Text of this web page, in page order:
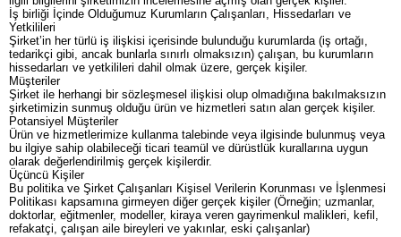
İş birliği İçinde Olduğumuz Kurumların Çalışanları, Hissedarları ve
Yetkilileri
Şirket’in her türlü iş ilişkisi içerisinde bulunduğu kurumlarda (iş ortağı,
tedarikçi gibi, ancak bunlarla sınırlı olmaksızın) çalışan, bu kurumların
hissedarları ve yetkilileri dahil olmak üzere, gerçek kişiler.
Müşteriler
Şirket ile herhangi bir sözleşmesel ilişkisi olup olmadığına bakılmaksızın
şirketimizin sunmuş olduğu ürün ve hizmetleri satın alan gerçek kişiler.
Potansiyel Müşteriler
Ürün ve hizmetlerimize kullanma talebinde veya ilgisinde bulunmuş veya
bu ilgiye sahip olabileceği ticari teamül ve dürüstlük kurallarına uygun
olarak değerlendirilmiş gerçek kişilerdir.
Üçüncü Kişiler
Bu politika ve Şirket Çalışanları Kişisel Verilerin Korunması ve İşlenmesi
Politikası kapsamına girmeyen diğer gerçek kişiler (Örneğin; uzmanlar,
doktorlar, eğitmenler, modeller, kiraya veren gayrimenkul malikleri, kefil,
refakatçi, çalışan aile bireyleri ve yakınlar, eski çalışanlar)